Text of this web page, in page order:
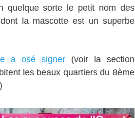
quelque sorte le petit nom des
la mascotte est un superbe
a osé signer(voir la section
les beaux quartiers du 8ème